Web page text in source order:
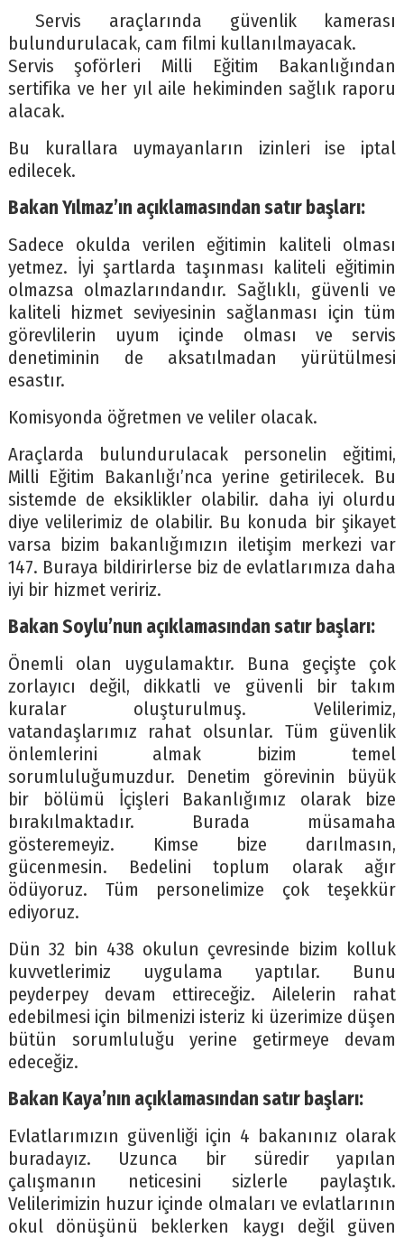
Servis araçlarında güvenlik kamerası
bulundurulacak, cam filmi kullanılmayacak.
Servis şoförleri Milli Eğitim Bakanlığından
sertifika ve her yıl aile hekiminden sağlık raporu
alacak.
Bu kurallara uymayanların izinleri ise iptal
edilecek.
Bakan Yılmaz’ın açıklamasından satır başları:
Sadece okulda verilen eğitimin kaliteli olması
yetmez. İyi şartlarda taşınması kaliteli eğitimin
olmazsa olmazlarındandır. Sağlıklı, güvenli ve
kaliteli hizmet seviyesinin sağlanması için tüm
görevlilerin uyum içinde olması ve servis
denetiminin de aksatılmadan yürütülmesi
esastır.
Komisyonda öğretmen ve veliler olacak.
Araçlarda bulundurulacak personelin eğitimi,
Milli Eğitim Bakanlığı’nca yerine getirilecek. Bu
sistemde de eksiklikler olabilir. daha iyi olurdu
diye velilerimiz de olabilir. Bu konuda bir şikayet
varsa bizim bakanlığımızın iletişim merkezi var
147. Buraya bildirirlerse biz de evlatlarımıza daha
iyi bir hizmet veririz.
Bakan Soylu’nun açıklamasından satır başları:
Önemli olan uygulamaktır. Buna geçişte çok
zorlayıcı değil, dikkatli ve güvenli bir takım
kuralar oluşturulmuş. Velilerimiz,
vatandaşlarımız rahat olsunlar. Tüm güvenlik
önlemlerini almak bizim temel
sorumluluğumuzdur. Denetim görevinin büyük
bir bölümü İçişleri Bakanlığımız olarak bize
bırakılmaktadır. Burada müsamaha
gösteremeyiz. Kimse bize darılmasın,
gücenmesin. Bedelini toplum olarak ağır
ödüyoruz. Tüm personelimize çok teşekkür
ediyoruz.
Dün 32 bin 438 okulun çevresinde bizim kolluk
kuvvetlerimiz uygulama yaptılar. Bunu
peyderpey devam ettireceğiz. Ailelerin rahat
edebilmesi için bilmenizi isteriz ki üzerimize düşen
bütün sorumluluğu yerine getirmeye devam
edeceğiz.
Bakan Kaya’nın açıklamasından satır başları:
Evlatlarımızın güvenliği için 4 bakanınız olarak
buradayız. Uzunca bir süredir yapılan
çalışmanın neticesini sizlerle paylaştık.
Velilerimizin huzur içinde olmaları ve evlatlarının
okul dönüşünü beklerken kaygı değil güven